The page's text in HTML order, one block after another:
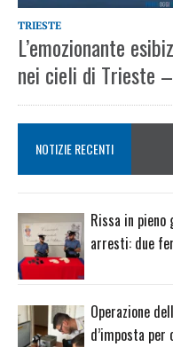
TRIESTE
L’emozionante
nei cieli di Trieste
NOTIZIE RECENTI
Rissa in pieno
arresti: due
Operazione
d’imposta